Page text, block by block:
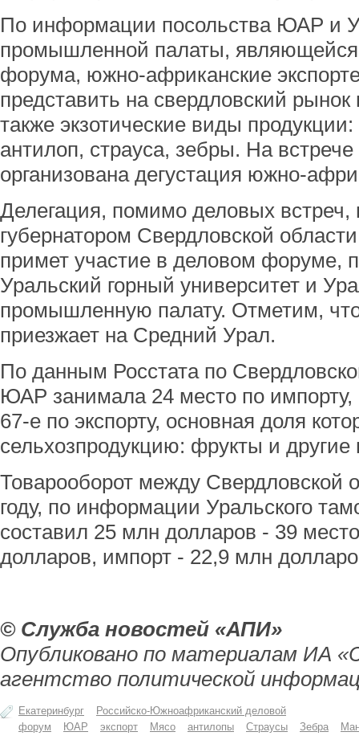
По информации посольства ЮАР и
промышленной палаты, являющейся
форума, южно-африканские
представить на свердловский рынок
также экзотические виды
антилоп, страуса, зебры. На встрече
организована дегустация южно-
Делегация, помимо деловых встреч,
губернатором Свердловской
примет участие в деловом форуме,
Уральский горный университет и
промышленную палату. Отметим,
приезжает на Средний Урал.
По данным Росстата по
ЮАР занимала 24 место по импорту,
67-е по экспорту, основная доля
сельхозпродукцию: фрукты и
Товарооборот между
году, по информации Уральского
составил 25 млн долларов - 39
долларов, импорт - 22,9 млн
© Служба новостей «АПИ»
Опубликовано по материалам ИА
агентство политической
Екатеринбург
Российско-Южноафриканский деловой
форум
ЮАР экспорт Мясо антилопы Страусы Зебра